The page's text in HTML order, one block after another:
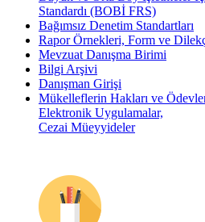
Standardı (BOBİ FRS)
Bağımsız Denetim Standartları
Rapor Örnekleri, Form ve
Mevzuat Danışma Birimi
Bilgi Arşivi
Danışman Girişi
Mükelleflerin Hakları ve
Elektronik Uygulamalar,
Cezai Müeyyideler